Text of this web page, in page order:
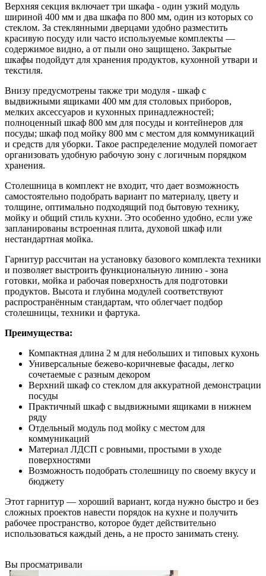
Верхняя секция включает три шкафа - один узкий модуль
шириной 400 мм и два шкафа по 800 мм, один из которых со
стеклом. За стеклянными дверцами удобно разместить
красивую посуду или часто используемые комплекты —
содержимое видно, а от пыли оно защищено. Закрытые
шкафы подойдут для хранения продуктов, кухонной утвари и
текстиля.
Внизу предусмотрены также три модуля - шкаф с
выдвижными ящиками 400 мм для столовых приборов,
мелких аксессуаров и кухонных принадлежностей;
полноценный шкаф 800 мм для посуды и контейнеров для
посуды; шкаф под мойку 800 мм с местом для коммуникаций
и средств для уборки. Такое распределение модулей помогает
организовать удобную рабочую зону с логичным порядком
хранения.
Столешница в комплект не входит, что дает возможность
самостоятельно подобрать вариант по материалу, цвету и
толщине, оптимально подходящий под бытовую технику,
мойку и общий стиль кухни. Это особенно удобно, если уже
запланированы встроенная плита, духовой шкаф или
нестандартная мойка.
Гарнитур рассчитан на установку базового комплекта техники
и позволяет выстроить функциональную линию - зона
готовки, мойка и рабочая поверхность для подготовки
продуктов. Высота и глубина модулей соответствуют
распространённым стандартам, что облегчает подбор
столешницы, техники и фартука.
Преимущества:
Компактная длина 2 м для небольших и типовых кухонь
Универсальные бежево-коричневые фасады, легко
сочетаемые с разным декором
Верхний шкаф со стеклом для аккуратной демонстрации
посуды
Практичный шкаф с выдвижными ящиками в нижнем
ряду
Отдельный модуль под мойку с местом для
коммуникаций
Материал ЛДСП с ровными, простыми в уходе
поверхностями
Возможность подобрать столешницу по своему вкусу и
бюджету
Этот гарнитур — хороший вариант, когда нужно быстро и без
сложных проектов навести порядок на кухне и получить
рабочее пространство, которое будет действительно
использоваться каждый день, а не просто занимать стену.
Вы просматривали